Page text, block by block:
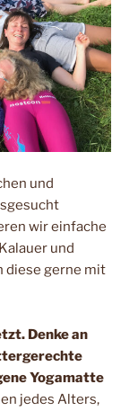
und
wir einfache
und
diese gerne mit
Denke an
Yogamatte
jedes Alters,